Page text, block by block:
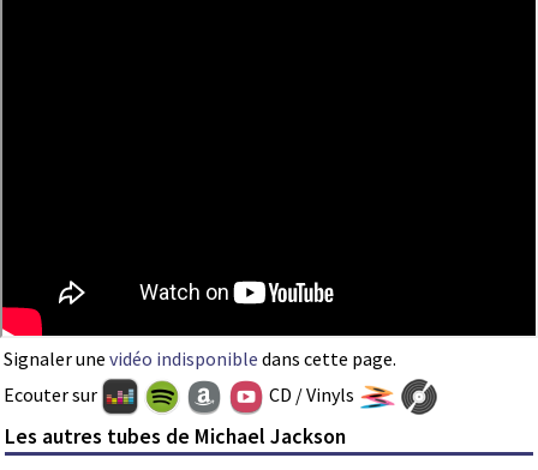
Signaler une vidéo indisponible dans cette page.
Ecouter sur
CD / Vinyls
Les autres tubes de Michael Jackson